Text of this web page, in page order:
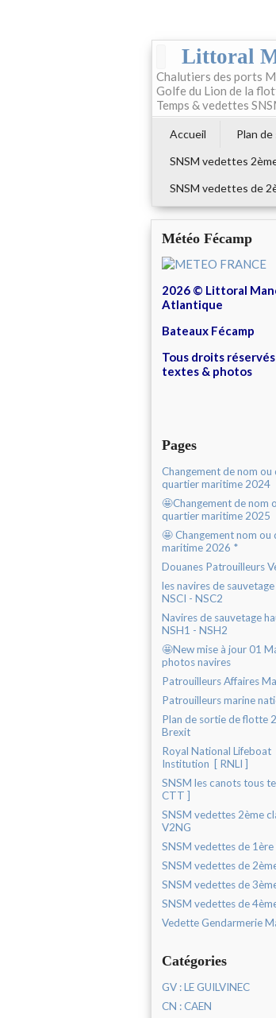
Littoral
Chalutiers des ports
Golfe du Lion de la
Temps & vedettes
Accueil Plan
SNSM vedettes
SNSM vedettes de
Météo Fécamp
2026 © Littoral
Atlantique
Bateaux Fécamp
Tous droits
textes & photos
Pages
Changement de nom ou
quartier maritime 2024
🤩Changement de nom
quartier maritime 2025
🤩 Changement nom ou
maritime 2026 *
Douanes Patrouilleurs
les navires de
NSCI - NSC2
Navires de sauvetage
NSH1 - NSH2
🤩New mise à jour 01
photos navires
Patrouilleurs Affaires
Patrouilleurs marine
Plan de sortie de flotte
Brexit
Royal National Lifeboat
Institution [ RNLI ]
SNSM les canots tous
CTT ]
SNSM vedettes 2ème
V2NG
SNSM vedettes de 1ère
SNSM vedettes de
SNSM vedettes de
SNSM vedettes de
Vedette Gendarmerie
Catégories
GV : LE GUILVINEC
CN : CAEN